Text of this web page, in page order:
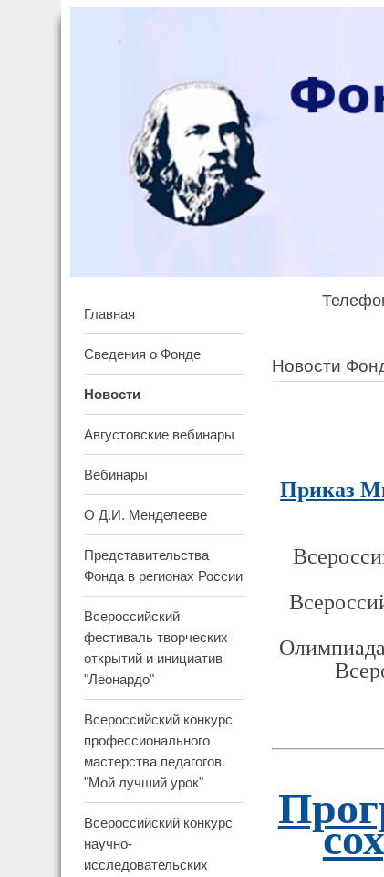
Главная
Сведения о Фонде
Новости
Августовские вебинары
Вебинары
О Д.И. Менделееве
Представительства
Фонда в регионах России
Всероссийский
фестиваль творческих
открытий и инициатив
"Леонардо"
Всероссийский конкурс
профессионального
мастерства педагогов
"Мой лучший урок"
Всероссийский конкурс
научно-
исследовательских
Новости
Приказ